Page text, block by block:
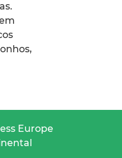
Europe